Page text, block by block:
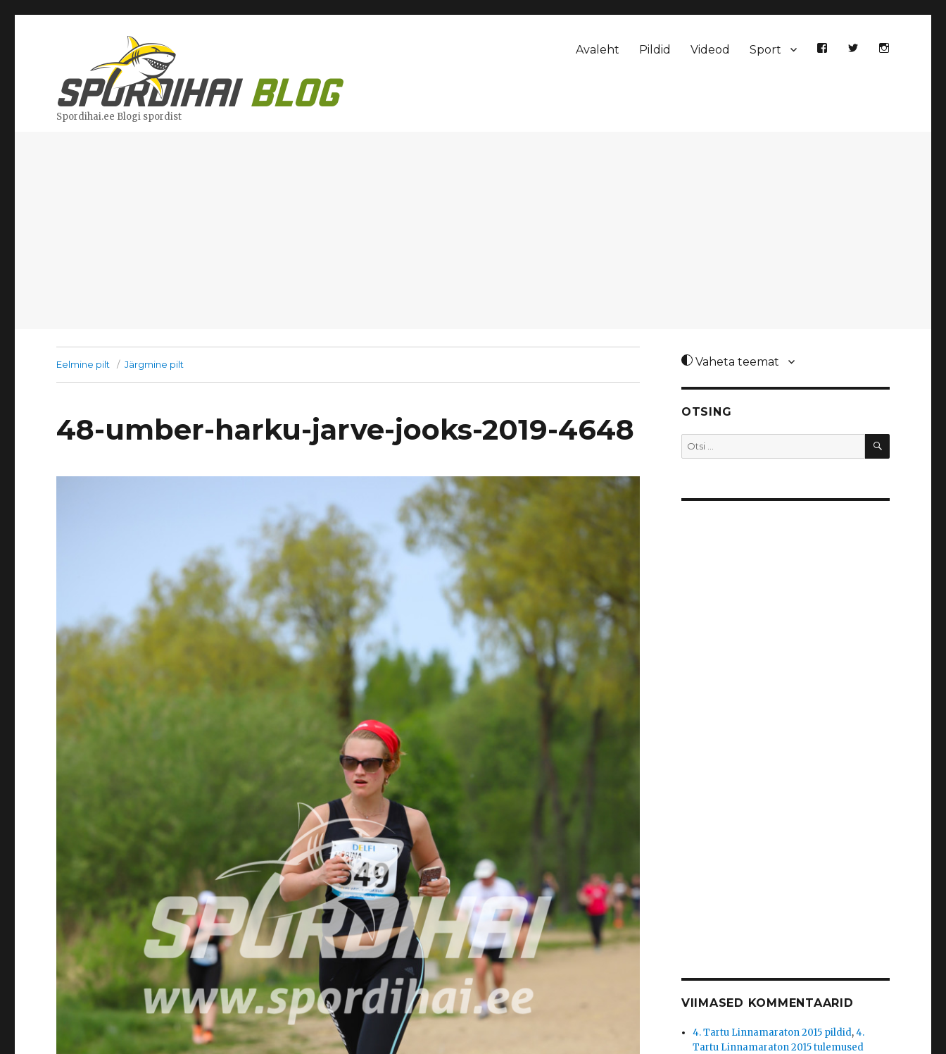
Spordihai.ee Blogi spordist
Avaleht Pildid Videod Sport
Eelmine pilt Järgmine pilt
48-umber-harku-jarve-jooks-2019-4648
Vaheta teemat
OTSING
Otsi: OTSI
VIIMASED KOMMENTAARID
4. Tartu Linnamaraton 2015 pildid,4.
Tartu Linnamaraton 2015 tulemused